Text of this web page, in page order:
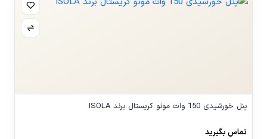
پنل خورشیدی 150 وات مونو کریستال برند ISOLA
تماس بگیرید